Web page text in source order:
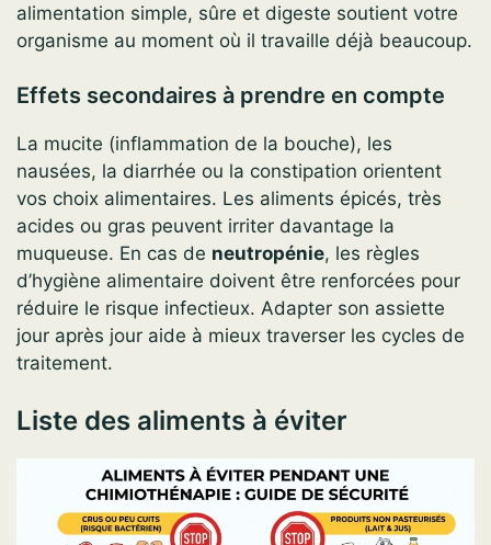
alimentation simple, sûre et digeste soutient votre
organisme au moment où il travaille déjà beaucoup.
Effets secondaires à prendre en compte
La mucite (inflammation de la bouche), les
nausées, la diarrhée ou la constipation orientent
vos choix alimentaires. Les aliments épicés, très
acides ou gras peuvent irriter davantage la
muqueuse. En cas de neutropénie, les règles
d’hygiène alimentaire doivent être renforcées pour
réduire le risque infectieux. Adapter son assiette
jour après jour aide à mieux traverser les cycles de
traitement.
Liste des aliments à éviter